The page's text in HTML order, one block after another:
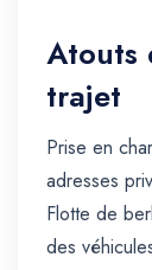
Atouts
trajet
Prise en
adresses
Flotte de
des